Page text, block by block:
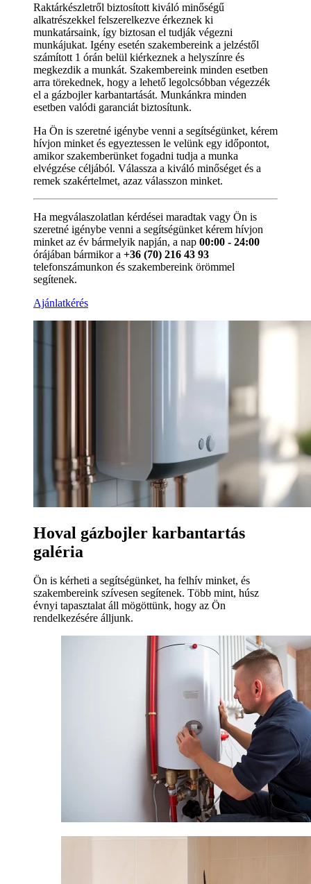
Raktárkészletről biztosított kiváló minőségű
alkatrészekkel felszerelkezve érkeznek ki
munkatársaink, így biztosan el tudják végezni
munkájukat. Igény esetén szakembereink a jelzéstől
számított 1 órán belül kiérkeznek a helyszínre és
megkezdik a munkát. Szakembereink minden esetben
arra törekednek, hogy a lehető legolcsóbban végezzék
el a gázbojler karbantartását. Munkánkra minden
esetben valódi garanciát biztosítunk.
Ha Ön is szeretné igénybe venni a segítségünket, kérem
hívjon minket és egyeztessen le velünk egy időpontot,
amikor szakemberünket fogadni tudja a munka
elvégzése céljából. Válassza a kiváló minőséget és a
remek szakértelmet, azaz válasszon minket.
Ha megválaszolatlan kérdései maradtak vagy Ön is
szeretné igénybe venni a segítségünket kérem hívjon
minket az év bármelyik napján, a nap 00:00 - 24:00
órájában bármikor a +36 (70) 216 43 93
telefonszámunkon és szakembereink örömmel
segítenek.
Ajánlatkérés
Hoval gázbojler karbantartás
galéria
Ön is kérheti a segítségünket, ha felhív minket, és
szakembereink szívesen segítenek. Több mint, húsz
évnyi tapasztalat áll mögöttünk, hogy az Ön
rendelkezésére álljunk.